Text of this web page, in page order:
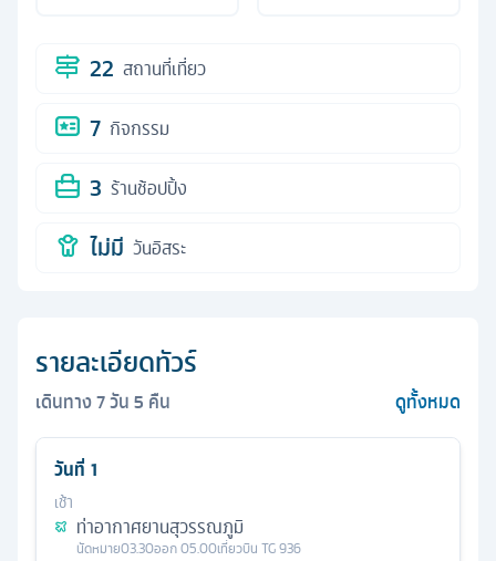
22 สถานที่เที่ยว
7 กิจกรรม
3 ร้านช้อปปิ้ง
ไม่มี วันอิสระ
รายละเอียดทัวร์
เดินทาง7วัน5 คืน ดูทั้งหมด
วันที่ 1
เช้า
ท่าอากาศยานสุวรรณภูมิ
นัดหมาย03.30ออก05.00เที่ยวบิน TG 936